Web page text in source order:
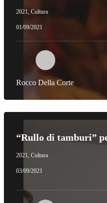
2021, Cultura
01/09/2021
Rocco Della Corte
“Rullo di tamburi”
2021 Cultura
03/09/2021